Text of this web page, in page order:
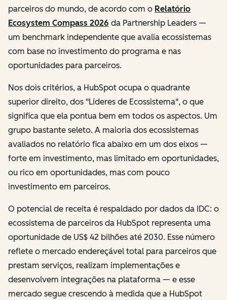
parceiros do mundo, de acordo com o Relatório
Ecosystem Compass 2026 da Partnership Leaders —
um benchmark independente que avalia ecossistemas
com base no investimento do programa e nas
oportunidades para parceiros.
Nos dois critérios, a HubSpot ocupa o quadrante
superior direito, dos "Líderes de Ecossistema", o que
significa que ela pontua bem em todos os aspectos. Um
grupo bastante seleto. A maioria dos ecossistemas
avaliados no relatório fica abaixo em um dos eixos —
forte em investimento, mas limitado em oportunidades,
ou rico em oportunidades, mas com pouco
investimento em parceiros.
O potencial de receita é respaldado por dados da IDC: o
ecossistema de parceiros da HubSpot representa uma
oportunidade de US$ 42 bilhões até 2030. Esse número
reflete o mercado endereçável total para parceiros que
prestam serviços, realizam implementações e
desenvolvem integrações na plataforma — e esse
mercado segue crescendo à medida que a HubSpot